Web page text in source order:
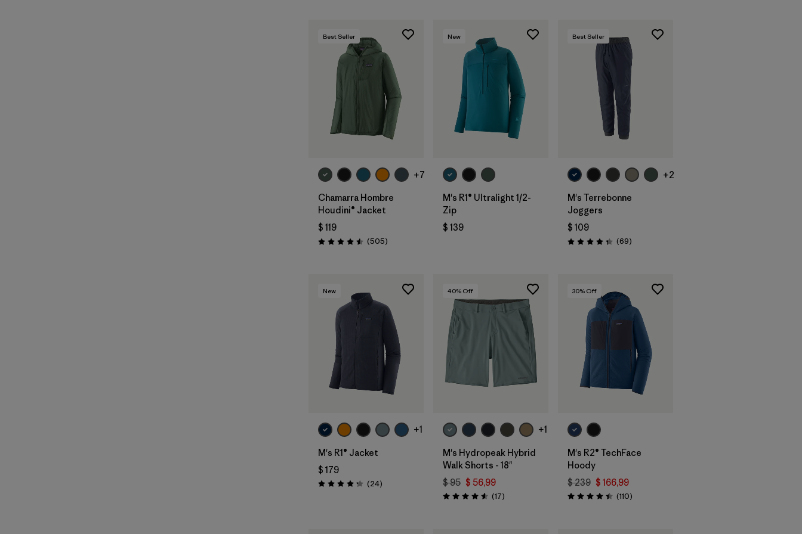
Best Seller
+7
Chamarra Hombre
Houdini® Jacket
$ 119
Valoración: 4.5 / 5
(505Comentarios
)
New
M's R1® Ultralight 1/2-
Zip
$ 139
Best Seller
+2
M's Terrebonne
Joggers
$ 109
Valoración: 4.3 / 5
(69Comentarios
)
New
+1
M's R1® Jacket
$ 179
Valoración: 4.3 / 5
(24Comentarios
)
40% Off
+1
M's Hydropeak Hybrid
Walk Shorts - 18"
$ 95 $ 56,99
Valoración: 4.6 / 5
(17Comentarios
)
30% Off
M's R2® TechFace
Hoody
$ 239 $ 166,99
Valoración: 4.4 / 5
(110Comentarios
)